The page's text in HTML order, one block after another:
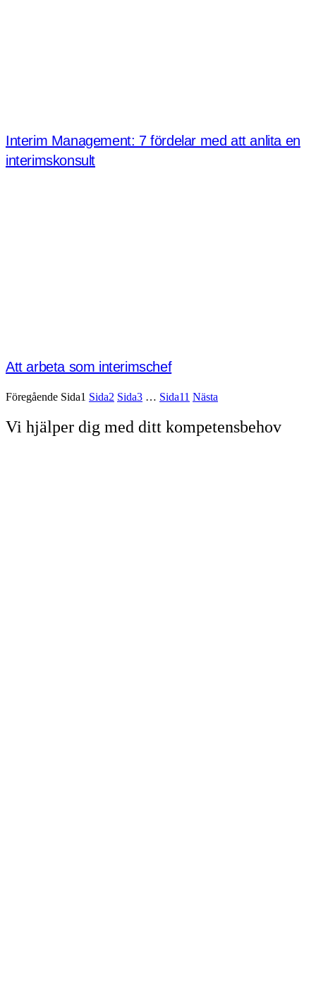
Interim Management: 7 fördelar med att anlita en
interimskonsult
Att arbeta som interimschef
Föregående Sida1 Sida2 Sida3 … Sida11 Nästa
Vi hjälper dig med ditt kompetensbehov